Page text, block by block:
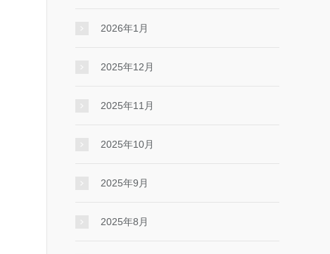
2026年1月
2025年12月
2025年11月
2025年10月
2025年9月
2025年8月